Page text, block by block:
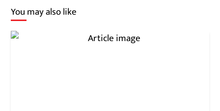
You may also like